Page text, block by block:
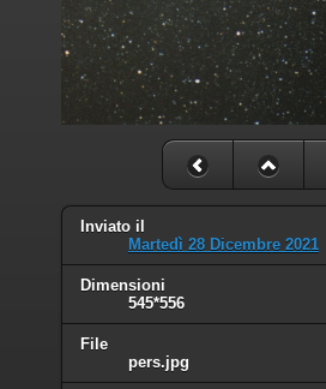
Inviato il
Martedì 28 Dicembre 2021
Dimensioni
545*556
File
pers.jpg